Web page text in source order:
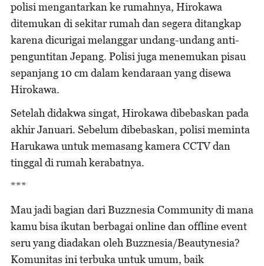
polisi mengantarkan ke rumahnya, Hirokawa
ditemukan di sekitar rumah dan segera ditangkap
karena dicurigai melanggar undang-undang anti-
penguntitan Jepang. Polisi juga menemukan pisau
sepanjang 10 cm dalam kendaraan yang disewa
Hirokawa.
Setelah didakwa singat, Hirokawa dibebaskan pada
akhir Januari. Sebelum dibebaskan, polisi meminta
Harukawa untuk memasang kamera CCTV dan
tinggal di rumah kerabatnya.
***
Mau jadi bagian dari Buzznesia Community di mana
kamu bisa ikutan berbagai online dan offline event
seru yang diadakan oleh Buzznesia/Beautynesia?
Komunitas ini terbuka untuk umum, baik